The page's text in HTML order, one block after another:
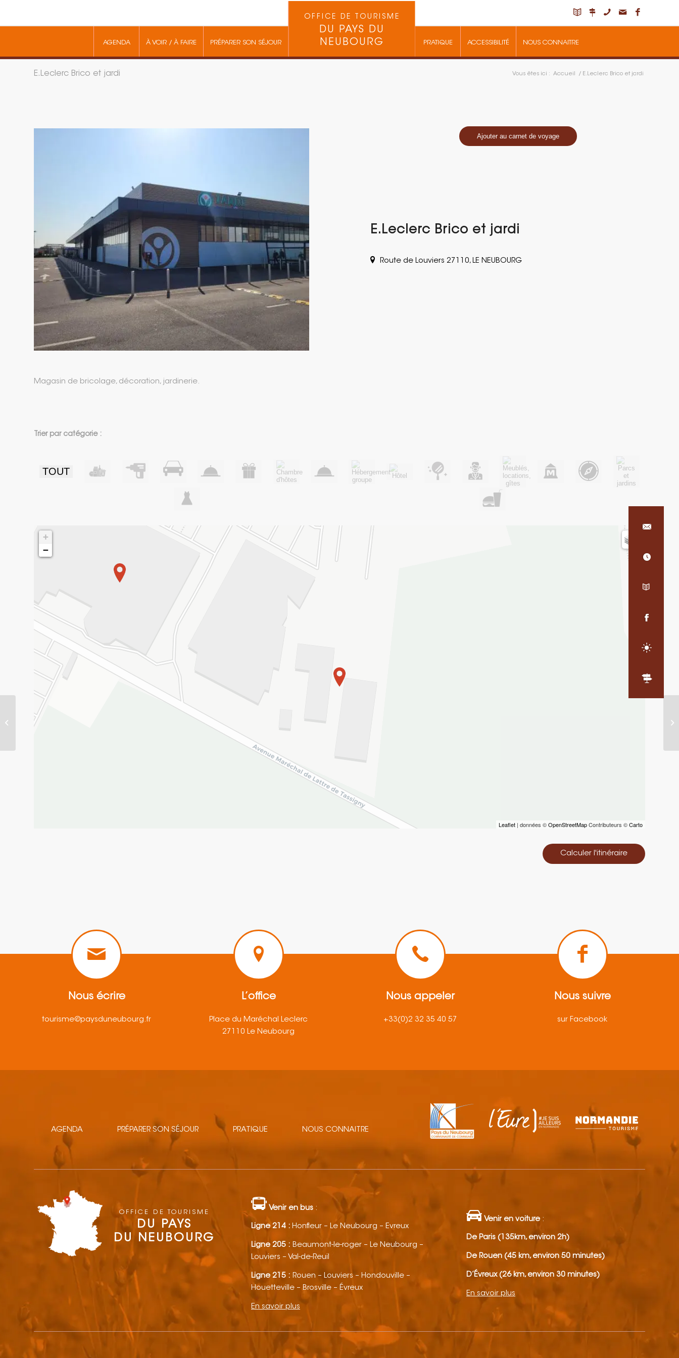
AGENDA À VOIR / À FAIRE PRÉPARER SON SÉJOUR
OFFICE DE TOURISME
DU PAYS DU
NEUBOURG
PRATIQUE ACCESSIBILITÉ NOUS CONNAITRE
E.Leclerc Brico et jardi Vous êtes ici : Accueil / E.Leclerc Brico et jardi
Ajouter au carnet de voyage
E.Leclerc Brico et jardi
Route de Louviers 27110, LE NEUBOURG
Magasin de bricolage, décoration, jardinerie.
Trier par catégorie :
TOUT
+
−
Leaflet | données ©OpenStreetMapContributeurs ©Carto
Calculer l'itinéraire
Nous écrire
tourisme@paysduneubourg.fr
L’office
Place du Maréchal Leclerc
27110 Le Neubourg
Nous appeler
+33(0)2 32 35 40 57
Nous suivre
sur Facebook
AGENDA PRÉPARER SON SÉJOUR PRATIQUE NOUS CONNAITRE
OFFICE DE TOURISME
DU PAYS
DU NEUBOURG
Venir en bus :
Ligne 214 : Honfleur – Le Neubourg – Evreux
Ligne 205 : Beaumont-le-roger – Le Neubourg –
Louviers – Val-de-Reuil
Ligne 215 : Rouen – Louviers – Hondouville –
Houetteville – Brosville – Évreux
En savoir plus
Venir en voiture :
De Paris (135km, environ 2h)
De Rouen (45 km, environ 50 minutes)
D’Évreux (26 km, environ 30 minutes)
En savoir plus
E.Leclerc Le Neubourg